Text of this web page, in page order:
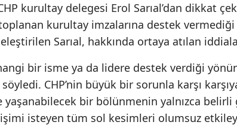
kurultay delegesi Erol Sarıal’dan dikkat
kurultay imzalarına destek vermediği
Sarıal, hakkında ortaya atılan
bir isme ya da lidere destek verdiği
söyledi. CHP’nin büyük bir sorunla karşı
yaşanabilecek bir bölünmenin yalnızca belirli
isteyen tüm sol kesimleri olumsuz